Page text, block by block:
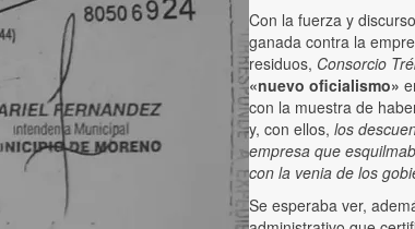
Con la fuerza y
ganada contra la
residuos, Consorcio
«nuevo oficialismo»
con la muestra de
y, con ellos, los
empresa que
con la venia de los
Se esperaba ver,